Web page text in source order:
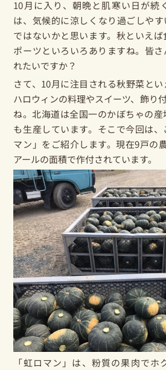
10月に入り、朝晩と肌寒い日が続
は、気候的に涼しくなり過ごしや
ではないかと思います。秋といえ
ポーツといろいろありますね。皆
れたいですか？
さて、10月に注目される秋野菜とい
ハロウィンの料理やスイーツ、飾り
ね。北海道は全国一のかぼちゃの
も生産しています。そこで今回は
マン」をご紹介します。現在9戸の
アールの面積で作付されています。
「虹ロマン」は、粉質の果肉でホ